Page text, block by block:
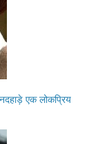
एक लोकप्रिय